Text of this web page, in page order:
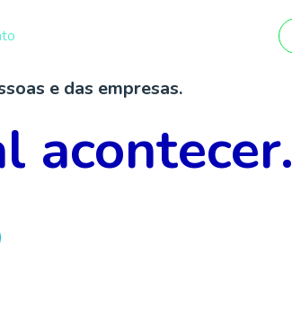
e das empresas.
acontecer.